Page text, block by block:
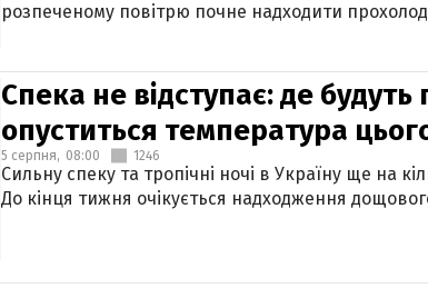
розпеченому повітрю почне надходити
Спека не відступає: де будуть
опуститься температура
5 серпня, 08:00 1246
Сильну спеку та тропічні ночі в Україну ще на
До кінця тижня очікується надходження